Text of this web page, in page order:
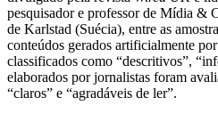
pesquisador e professor de Mídia &
de Karlstad (Suécia), entre as
conteúdos gerados artificialmente
classificados como “descritivos”,
elaborados por jornalistas foram
“claros” e “agradáveis de ler”.